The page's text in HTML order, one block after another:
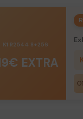
K1 R2544 8+256
EXTRA
01